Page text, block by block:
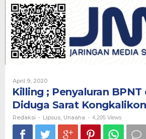
Diduga
Sarat
Kongkalikong
April 9, 2020Oleh
Killing ; Penyaluran
Diduga Sarat
Redaksi - Lipsus Unaaha - 4,205 Views